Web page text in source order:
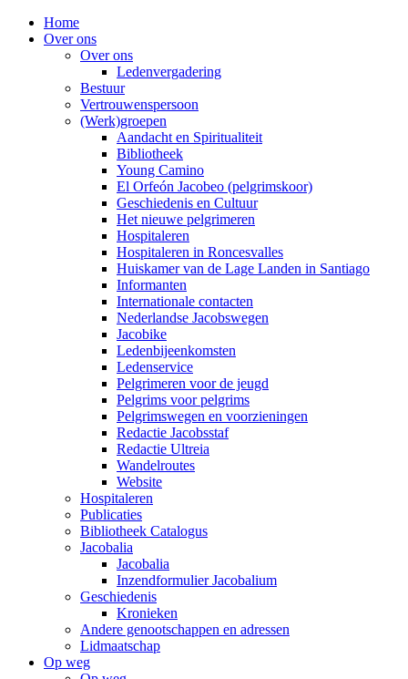
Home
Over ons
Over ons
Ledenvergadering
Bestuur
Vertrouwenspersoon
(Werk)groepen
Aandacht en Spiritualiteit
Bibliotheek
Young Camino
El Orfeón Jacobeo (pelgrimskoor)
Geschiedenis en Cultuur
Het nieuwe pelgrimeren
Hospitaleren
Hospitaleren in Roncesvalles
Huiskamer van de Lage Landen in Santiago
Informanten
Internationale contacten
Nederlandse Jacobswegen
Jacobike
Ledenbijeenkomsten
Ledenservice
Pelgrimeren voor de jeugd
Pelgrims voor pelgrims
Pelgrimswegen en voorzieningen
Redactie Jacobsstaf
Redactie Ultreia
Wandelroutes
Website
Hospitaleren
Publicaties
Bibliotheek Catalogus
Jacobalia
Jacobalia
Inzendformulier Jacobalium
Geschiedenis
Kronieken
Andere genootschappen en adressen
Lidmaatschap
Op weg